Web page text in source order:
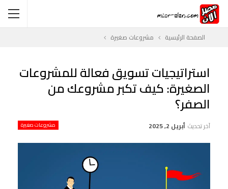
الصفحة الرئيسية مشروعات صغيرة
استراتيجيات تسويق فعالة للمشروعات
الصغيرة: كيف تكبر مشروعك من
الصفر؟
مشروعات صغيرة آخر تحديث أبريل 2, 2025